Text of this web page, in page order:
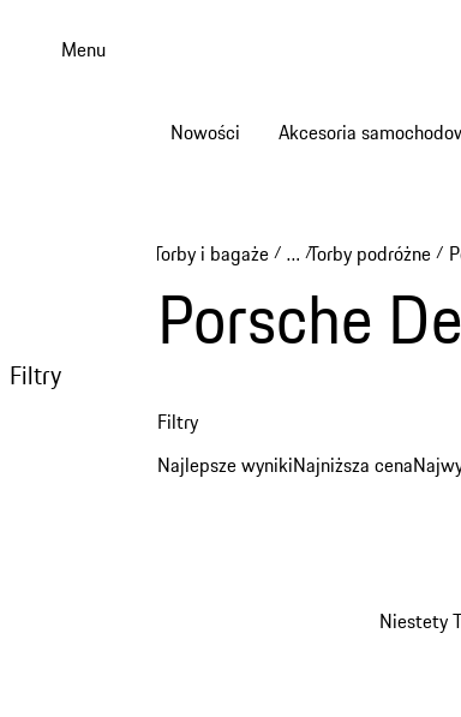
Menu
Nowości Akcesoria
Torby i bagaże / …
Reveal collapsed
/Torby podróżne /
Porsche
Filtry
Filtry
Najlepsze wynikiNajniższa cena
Niestety